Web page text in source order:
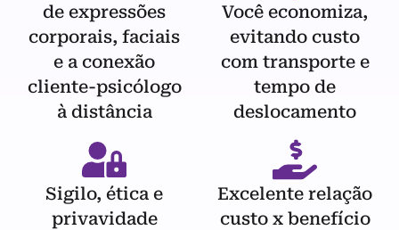
de expressões
corporais, faciais
e a conexão
cliente-psicólogo
à distância
Sigilo, ética e
privavidade
Você economiza,
evitando custo
com transporte e
tempo de
deslocamento
Excelente relação
custo x benefício